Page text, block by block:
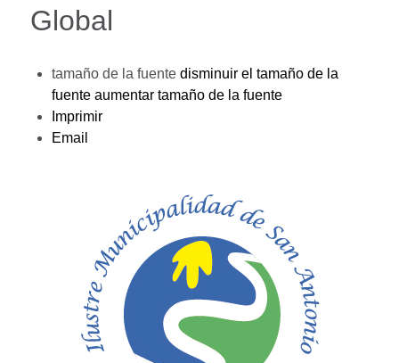
Global
tamaño de la fuente disminuir el tamaño de la
fuente aumentar tamaño de la fuente
Imprimir
Email